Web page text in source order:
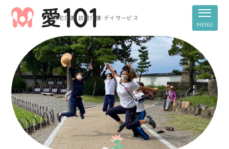
居宅介護・訪問介護・デイサービス